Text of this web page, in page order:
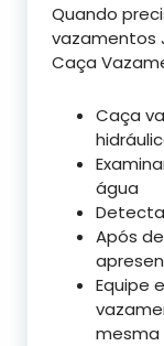
Quando
vazamentos
Caça
Caça
água
Após
Equipe
mesma